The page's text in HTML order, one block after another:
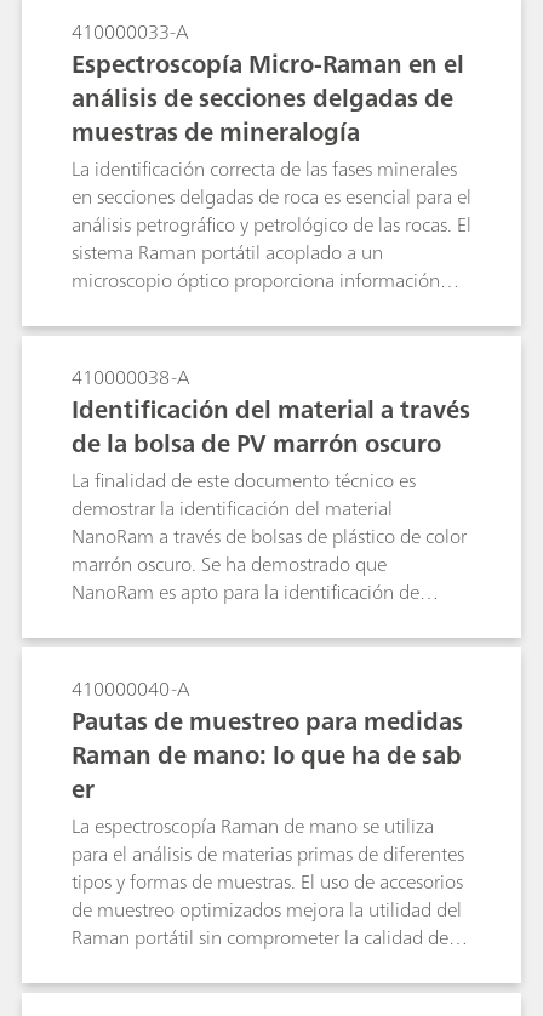
410000033-A
Espectroscopía Micro-Raman en el
análisis de secciones delgadas de
muestras de mineralogía
La identificación correcta de las fases minerales
en secciones delgadas de roca es esencial para el
análisis petrográfico y petrológico de las rocas. El
sistema Raman portátil acoplado a un
microscopio óptico proporciona información
una mayor certeza de identificación que solo la
microscopía tradicionalmente utilizada.
410000038-A
Identificación del material a través
de la bolsa de PV marrón oscuro
La finalidad de este documento técnico es
demostrar la identificación del material
NanoRam a través de bolsas de plástico de color
marrón oscuro. Se ha demostrado que
NanoRam es apto para la identificación de
marrón oscuro.
410000040-A
Pautas de muestreo para medidas
Raman de mano: lo que ha de sab
er
La espectroscopía Raman de mano se utiliza
para el análisis de materias primas de diferentes
tipos y formas de muestras. El uso de accesorios
de muestreo optimizados mejora la utilidad del
Raman portátil sin comprometer la calidad de